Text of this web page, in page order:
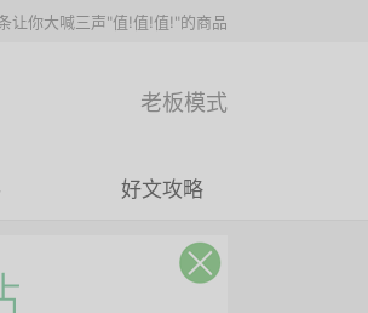
让你大喊三声"值!值!值!"的商品
老板模式
好文攻略